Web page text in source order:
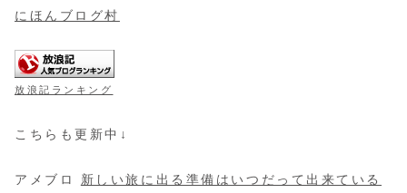
にほんブログ村
放浪記ランキング
こちらも更新中↓
アメブロ 新しい旅に出る準備はいつだって出来ている